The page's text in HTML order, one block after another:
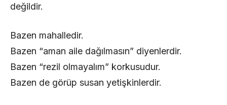
değildir.
Bazen mahalledir.
Bazen “aman aile dağılmasın” diyenlerdir.
Bazen “rezil olmayalım” korkusudur.
Bazen de görüp susan yetişkinlerdir.